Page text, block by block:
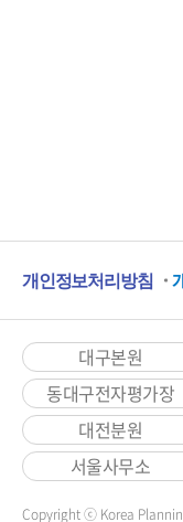
메
뉴
영
개인정보처리방침
대구본원
동대구전자평가장
대전분원
서울사무소
Copyright ⓒ Korea